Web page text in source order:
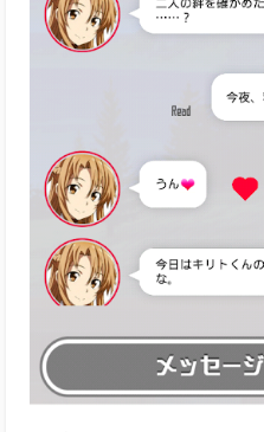
アプリ起動後、自動でア
ら会話をしていきます。
アスナに同調する選択は